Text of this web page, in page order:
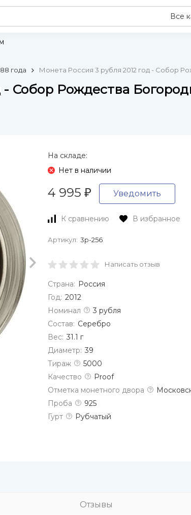
Все
года Монета Россия 3 рубля 2012 год - Собор
- Собор Рождества
На складе:
Нет в наличии
4 995 ₽ Уведомить
К сравнению В избранное
Артикул: 3р-256
Написать отзыв
Страна: Россия
Год: 2012
Номинал
3 рубля
Состав: Серебро
Вес: 31.1 г
Диаметр: 39
Тираж
5000
Качество
Proof
Отметка монетного двора
Проба
925
Гурт
Рубчатый
Отзывы